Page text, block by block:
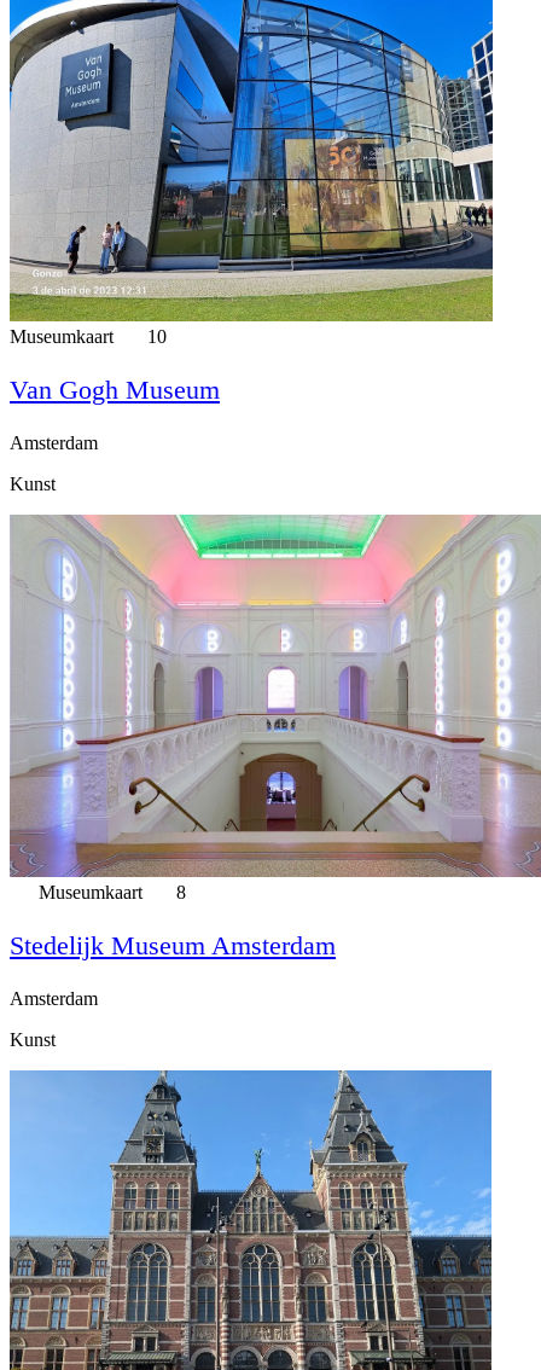
Museumkaart 10
Van Gogh Museum
Amsterdam
Kunst
Museumkaart 8
Stedelijk Museum Amsterdam
Amsterdam
Kunst